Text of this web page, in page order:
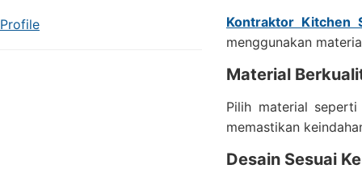
Profile
Kontraktor Kitchen
menggunakan
Material
Pilih material
memastikan
Desain Sesuai